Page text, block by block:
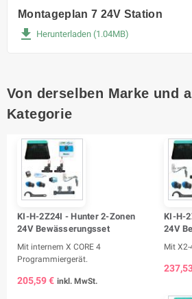
Montageplan 7 24V Station
file_download Herunterladen (1.04MB)
Von derselben Marke und
Kategorie
KI-H-2Z24I - Hunter 2-Zonen
24V Bewässerungsset
Mit internem X CORE 4
Programmiergerät.
205,59 € inkl. MwSt.
KI-H-
24V
Mit